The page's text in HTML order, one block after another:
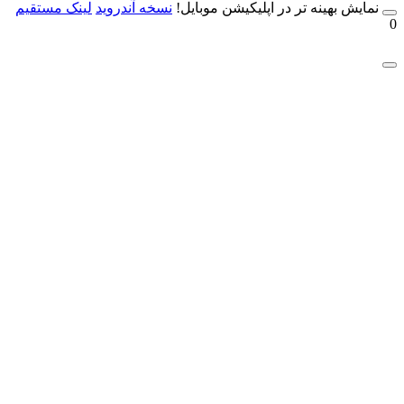
بهینه تر در اپلیکیشن موبایل!نسخه آندروید لینک مستقیم